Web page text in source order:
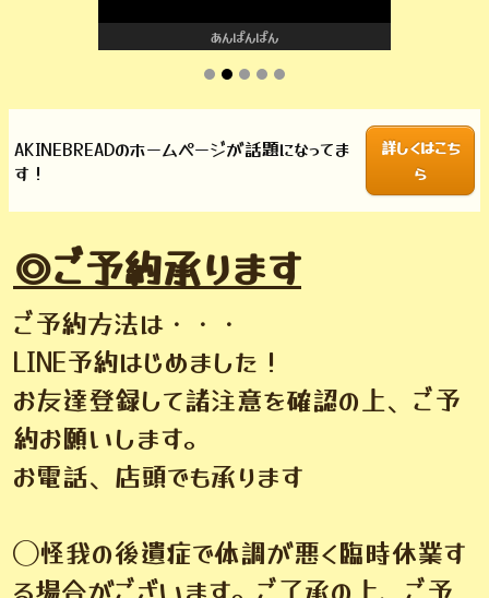
情熱のとろっとクリーム
AKINEBREADのホームページが話題になってま
す！
詳しくはこち
ら
◎ご予約承ります
ご予約方法は・・・
LINE予約はじめました！
お友達登録して諸注意を確認の上、ご予
約お願いします。
お電話、店頭でも承ります
◯怪我の後遺症で体調が悪く臨時休業す
る場合がございます。ご了承の上、ご予